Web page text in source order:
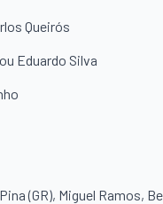
Queirós
Eduardo Silva
(GR), Miguel Ramos,